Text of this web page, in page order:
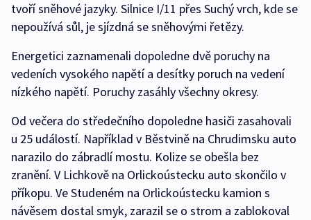
tvoří sněhové jazyky. Silnice I/11 přes Suchý vrch, kde se
nepoužívá sůl, je sjízdná se sněhovými řetězy.
Energetici zaznamenali dopoledne dvě poruchy na
vedeních vysokého napětí a desítky poruch na vedení
nízkého napětí. Poruchy zasáhly všechny okresy.
Od večera do středečního dopoledne hasiči zasahovali
u 25 událostí. Například v Běstvině na Chrudimsku auto
narazilo do zábradlí mostu. Kolize se obešla bez
zranění. V Lichkově na Orlickoústecku auto skončilo v
příkopu. Ve Studeném na Orlickoústecku kamion s
návěsem dostal smyk, zarazil se o strom a zablokoval